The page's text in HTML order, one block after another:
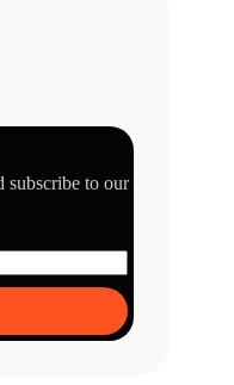
subscribe to our